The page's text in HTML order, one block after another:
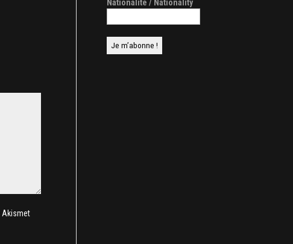
Akismet
Nationalité / Nationality